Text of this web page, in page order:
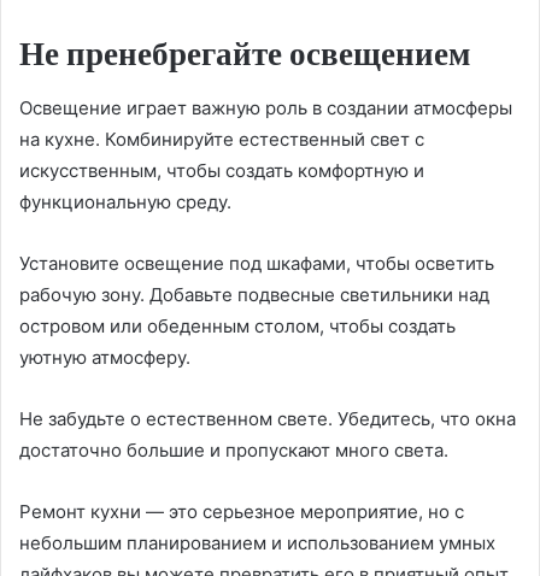
Не пренебрегайте освещением
Освещение играет важную роль в создании атмосферы
на кухне. Комбинируйте естественный свет с
искусственным, чтобы создать комфортную и
функциональную среду.
Установите освещение под шкафами, чтобы осветить
рабочую зону. Добавьте подвесные светильники над
островом или обеденным столом, чтобы создать
уютную атмосферу.
Не забудьте о естественном свете. Убедитесь, что окна
достаточно большие и пропускают много света.
Ремонт кухни — это серьезное мероприятие, но с
небольшим планированием и использованием умных